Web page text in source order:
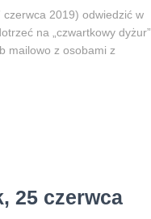
2019) odwiedzić w
na „czwartkowy dyżur”.
mailowo z osobami z
25 czerwca